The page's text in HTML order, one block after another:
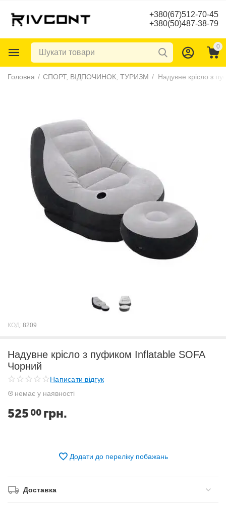
+380(67)512-70-45
+380(50)487-38-79
0
Головна / СПОРТ, ВІДПОЧИНОК, ТУРИЗМ /
КОД: 8209
Надувне крісло з пуфиком Inflatable SOFA
Чорний
Написати відгук
немає у наявності
525 00 грн.
Додати до переліку побажань
Доставка